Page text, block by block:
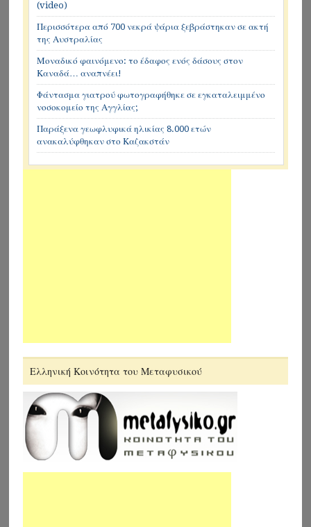
(video)
Περισσότερα από 700 νεκρά ψάρια ξεβράστηκαν σε ακτή
της Αυστραλίας
Μοναδικό φαινόμενο: το έδαφος ενός δάσους στον
Καναδά… αναπνέει!
Φάντασμα γιατρού φωτογραφήθηκε σε εγκαταλειμμένο
νοσοκομείο της Αγγλίας;
Παράξενα γεωφλυφικά ηλικίας 8.000 ετών
ανακαλύφθηκαν στο Καζακστάν
Ελληνική Κοινότητα του Μεταφυσικού